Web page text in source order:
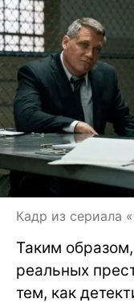
Кадр из сериала
Таким
реальных
тем, как